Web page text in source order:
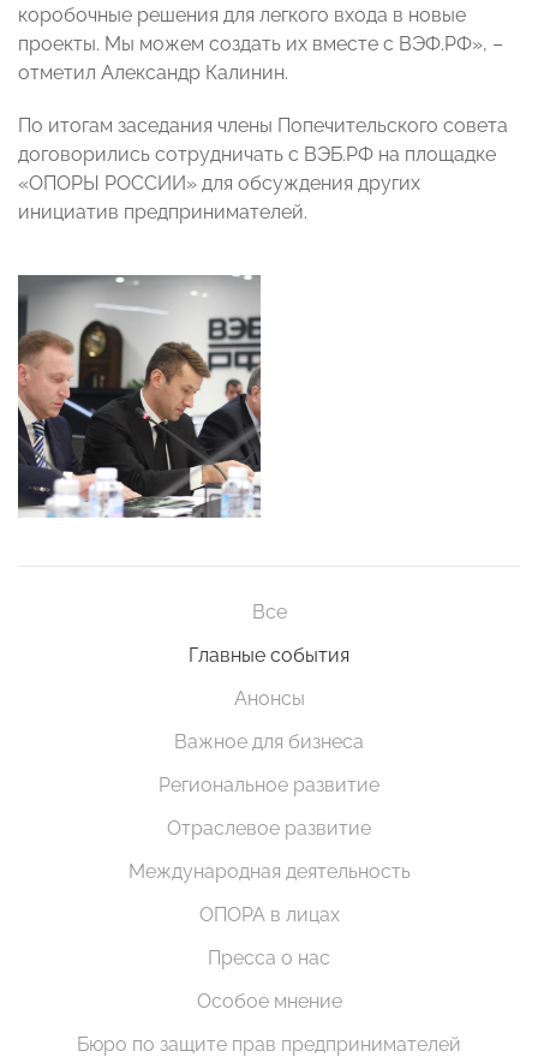
коробочные решения для легкого входа в новые
проекты. Мы можем создать их вместе с ВЭФ.РФ», –
отметил Александр Калинин.
По итогам заседания члены Попечительского совета
договорились сотрудничать с ВЭБ.РФ на площадке
«ОПОРЫ РОССИИ» для обсуждения других
инициатив предпринимателей.
Все
Главные события
Анонсы
Важное для бизнеса
Региональное развитие
Отраслевое развитие
Международная деятельность
ОПОРА в лицах
Пресса о нас
Особое мнение
Бюро по защите прав предпринимателей